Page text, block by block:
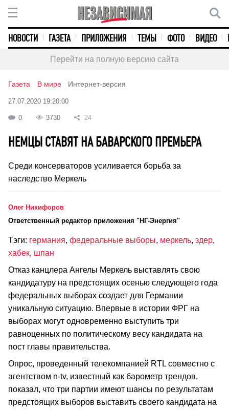
НОВОСТИ ГАЗЕТА ПРИЛОЖЕНИЯ ТЕМЫ ФОТО ВИДЕО
Перейти на полную версию сайта
Газета В мире Интернет-версия
27.07.2020 19:20:00
0 3730 24
НЕМЦЫ СТАВЯТ НА БАВАРСКОГО ПРЕМЬЕРА
Среди консерваторов усиливается борьба за
наследство Меркель
Олег Никифоров
Ответственный редактор приложения "НГ-Энергия"
Тэги: германия, федеральные выборы, меркель, здер,
хабек, шпан
Отказ канцлера Ангелы Меркель выставлять свою
кандидатуру на предстоящих осенью следующего года
федеральных выборах создает для Германии
уникальную ситуацию. Впервые в истории ФРГ на
выборах могут одновременно выступить три
равноценных по политическому весу кандидата на
пост главы правительства.
Опрос, проведенный телекомпанией RTL совместно с
агентством n-tv, известный как барометр трендов,
показал, что три партии имеют шансы по результатам
предстоящих выборов выставить своего кандидата на